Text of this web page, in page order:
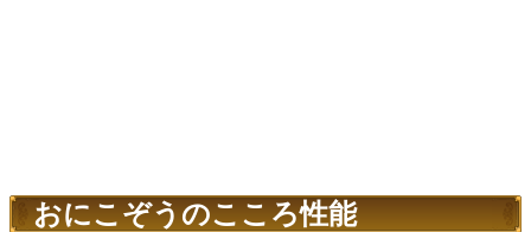
おにこぞうのこころ性能